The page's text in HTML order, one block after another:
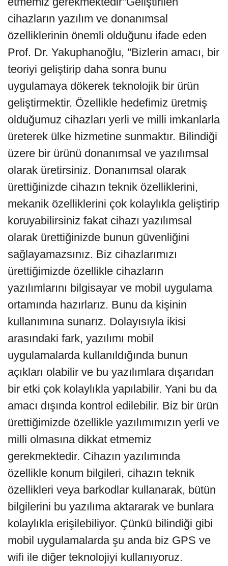
cihazların yazılım ve donanımsal
özelliklerinin önemli olduğunu ifade eden
Prof. Dr. Yakuphanoğlu, ''Bizlerin amacı, bir
teoriyi geliştirip daha sonra bunu
uygulamaya dökerek teknolojik bir ürün
geliştirmektir. Özellikle hedefimiz üretmiş
olduğumuz cihazları yerli ve milli imkanlarla
üreterek ülke hizmetine sunmaktır. Bilindiği
üzere bir ürünü donanımsal ve yazılımsal
olarak üretirsiniz. Donanımsal olarak
ürettiğinizde cihazın teknik özelliklerini,
mekanik özelliklerini çok kolaylıkla geliştirip
koruyabilirsiniz fakat cihazı yazılımsal
olarak ürettiğinizde bunun güvenliğini
sağlayamazsınız. Biz cihazlarımızı
ürettiğimizde özellikle cihazların
yazılımlarını bilgisayar ve mobil uygulama
ortamında hazırlarız. Bunu da kişinin
kullanımına sunarız. Dolayısıyla ikisi
arasındaki fark, yazılımı mobil
uygulamalarda kullanıldığında bunun
açıkları olabilir ve bu yazılımlara dışarıdan
bir etki çok kolaylıkla yapılabilir. Yani bu da
amacı dışında kontrol edilebilir. Biz bir ürün
ürettiğimizde özellikle yazılımımızın yerli ve
milli olmasına dikkat etmemiz
gerekmektedir. Cihazın yazılımında
özellikle konum bilgileri, cihazın teknik
özellikleri veya barkodlar kullanarak, bütün
bilgilerini bu yazılıma aktararak ve bunlara
kolaylıkla erişilebiliyor. Çünkü bilindiği gibi
mobil uygulamalarda şu anda biz GPS ve
wifi ile diğer teknolojiyi kullanıyoruz.